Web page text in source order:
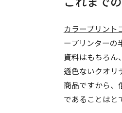
カラープリント
ープリンターの
資料はもちろん
遜色ないクオリ
商品ですから、
であることはと